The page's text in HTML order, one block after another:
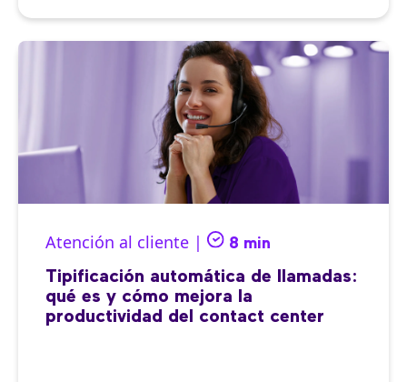
Atención al cliente | 8 min
Tipificación automática de llamadas:
qué es y cómo mejora la
productividad del contact center